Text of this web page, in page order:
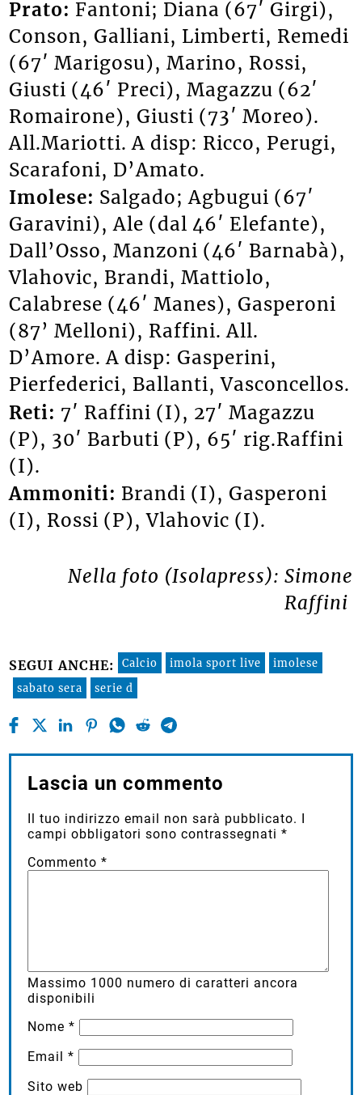
Prato: Fantoni; Diana (67′ Girgi),
Conson, Galliani, Limberti, Remedi
(67′ Marigosu), Marino, Rossi,
Giusti (46′ Preci), Magazzu (62′
Romairone), Giusti (73′ Moreo).
All.Mariotti. A disp: Ricco, Perugi,
Scarafoni, D’Amato.
Imolese: Salgado; Agbugui (67′
Garavini), Ale (dal 46′ Elefante),
Dall’Osso, Manzoni (46′ Barnabà),
Vlahovic, Brandi, Mattiolo,
Calabrese (46′ Manes), Gasperoni
(87’ Melloni), Raffini. All.
D’Amore. A disp: Gasperini,
Pierfederici, Ballanti, Vasconcellos.
Reti: 7′ Raffini (I), 27′ Magazzu
(P), 30′ Barbuti (P), 65′ rig.Raffini
(I).
Ammoniti: Brandi (I), Gasperoni
(I), Rossi (P), Vlahovic (I).
Nella foto (Isolapress): Simone
Raffini
SEGUI ANCHE: Calcio imola sport live
imolese
sabato sera
serie d
Lascia un commento
Il tuo indirizzo email non sarà pubblicato. I
campi obbligatori sono contrassegnati*
Commento*
Massimo 1000 numero di caratteri ancora
disponibili
Nome*
Email*
Sito web